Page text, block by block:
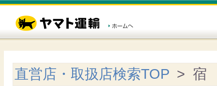
直営店・取扱店検索TOP > 宿